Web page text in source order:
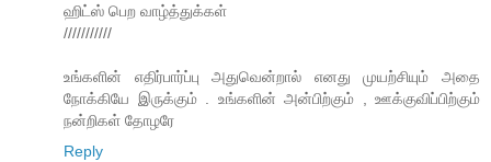
ஹிட்ஸ் பெற வாழ்த்துக்கள்
///////////
உங்களின் எதிர்பார்ப்பு அதுவென்றால் எனது முயற்சியும் அதை
நோக்கியே இருக்கும் . உங்களின் அன்பிற்கும் , ஊக்குவிப்பிற்கும்
நன்றிகள் தோழரே
Reply